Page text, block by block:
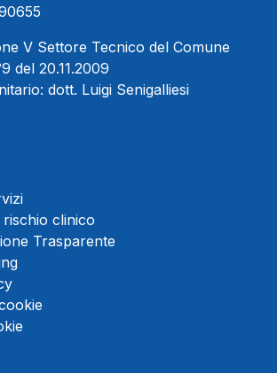
V Settore Tecnico del Comune
del 20.11.2009
dott. Luigi Senigalliesi
rischio clinico
Trasparente